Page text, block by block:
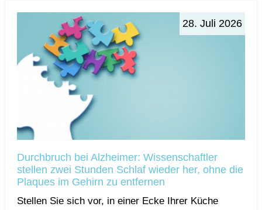
28. Juli 2026
Durchbruch bei Alzheimer: Wissenschaftler
stellen zwei Stunden Schlaf wieder her, ohne die
Plaques im Gehirn zu entfernen
Stellen Sie sich vor, in einer Ecke Ihrer Küche